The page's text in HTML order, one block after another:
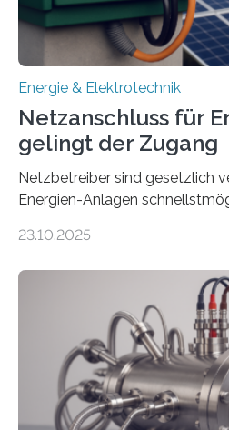
Energie & Elektrotechnik
Netzanschluss für
gelingt der Zugang
Netzbetreiber sind gesetzlich
Energien-Anlagen
ermöglichen. Doch der dafür
einem „Anschlussstau“. Die
Umweltenergierecht hat den
neuen Bericht für die Praxis
Rolle von flexiblen
Netzanschluss von
(EE-Anlagen) ist entscheidend
Denn ohne Anschluss an das
23.10.2025